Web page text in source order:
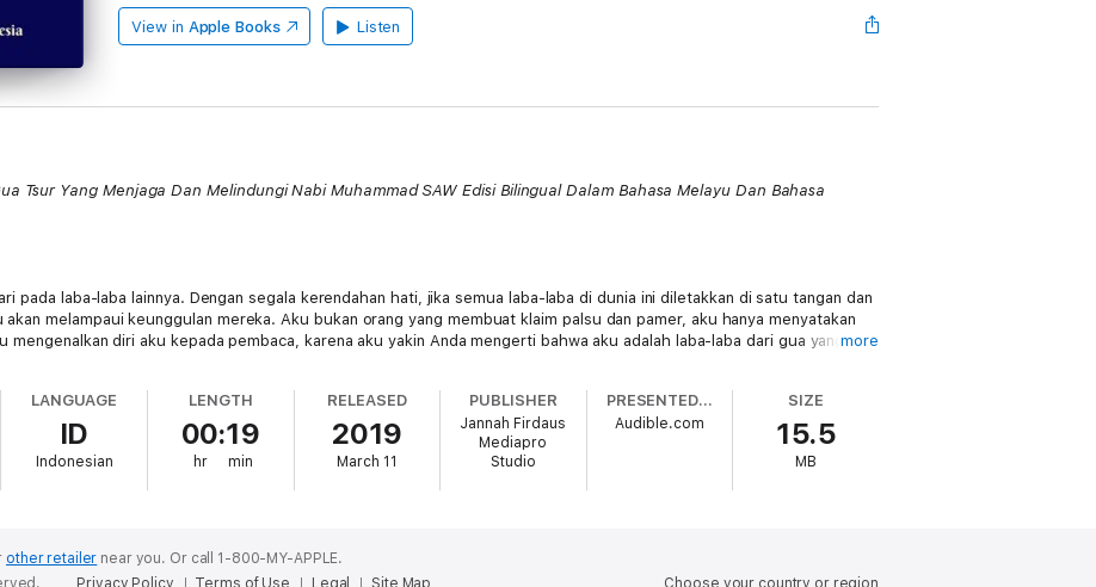
View in Apple Books Listen
Tsur Yang Menjaga Dan Melindungi Nabi Muhammad SAW Edisi Bilingual Dalam Bahasa Melayu Dan Bahasa
pada laba-laba lainnya. Dengan segala kerendahan hati, jika semua laba-laba di dunia ini diletakkan di satu tangan dan
melampaui keunggulan mereka. Aku bukan orang yang membuat klaim palsu dan pamer, aku hanya menyatakan
diri aku kepada pembaca, karena aku yakin Anda mengerti bahwa aku adalah laba-laba dari gua yang
Nabi. Akulah yang diutus Allah SWT untuk melindunginya. Jaring aku sangat tipis dan ringan dan angin
terlepas dari kelemahan jaring aku, aku berhasil menangkal pedang besi atheis yang pergi mengejar Nabi, dan terlebih
dan besi pedang adalah kekalahan besi. Rumahku dianggap sebagai perumpamaan kelemahan, "Sesungguhnya, rumah
dan berdoa.
more
LANGUAGE
ID
Indonesian
LENGTH
00:19
hr min
RELEASED
2019
March 11
PUBLISHER
Jannah Firdaus
Mediapro
Studio
PRESENTED BY
Audible.com
SIZE
15.5
MB
other retailer near you. Or call 1-800-MY-APPLE.
Choose your country or region
Privacy Policy Terms of Use Legal Site Map